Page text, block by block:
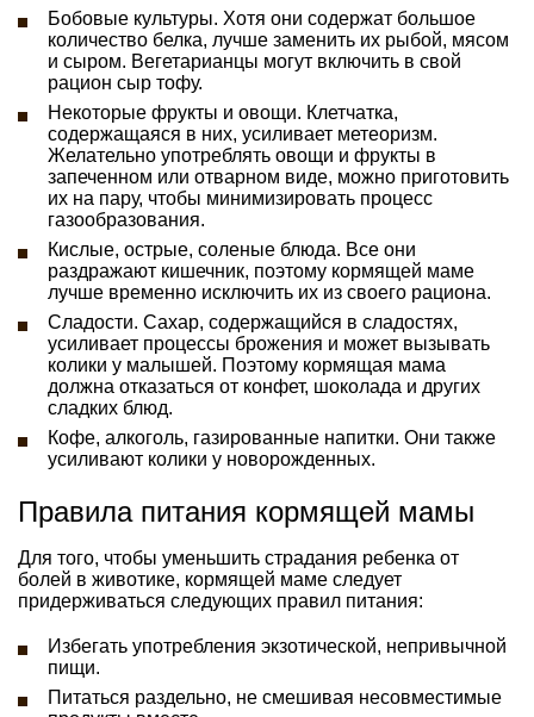
Бобовые культуры. Хотя они содержат большое
количество белка, лучше заменить их рыбой, мясом
и сыром. Вегетарианцы могут включить в свой
рацион сыр тофу.
Некоторые фрукты и овощи. Клетчатка,
содержащаяся в них, усиливает метеоризм.
Желательно употреблять овощи и фрукты в
запеченном или отварном виде, можно приготовить
их на пару, чтобы минимизировать процесс
газообразования.
Кислые, острые, соленые блюда. Все они
раздражают кишечник, поэтому кормящей маме
лучше временно исключить их из своего рациона.
Сладости. Сахар, содержащийся в сладостях,
усиливает процессы брожения и может вызывать
колики у малышей. Поэтому кормящая мама
должна отказаться от конфет, шоколада и других
сладких блюд.
Кофе, алкоголь, газированные напитки. Они также
усиливают колики у новорожденных.
Правила питания кормящей мамы
Для того, чтобы уменьшить страдания ребенка от
болей в животике, кормящей маме следует
придерживаться следующих правил питания:
Избегать употребления экзотической, непривычной
пищи.
Питаться раздельно, не смешивая несовместимые